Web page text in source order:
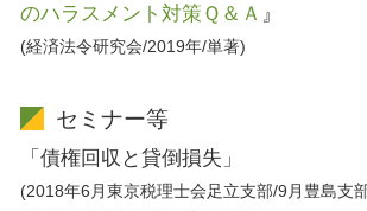
のハラスメント対策Ｑ＆Ａ 』
(経済法令研究会/2019年/単著)
セミナー等
「債権回収と貸倒損失」
(2018年6月東京税理士会足立支部/9月豊島支